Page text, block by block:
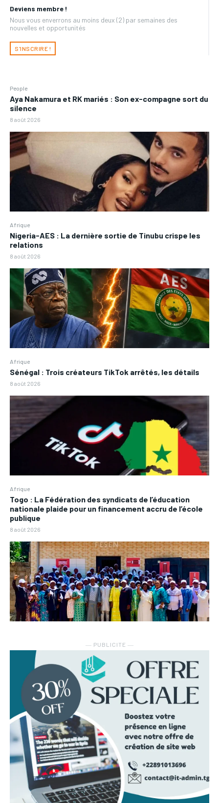
Deviens membre !
Nous vous enverrons au moins deux (2) par semaines des
nouvelles et opportunités
S'INSCRIRE !
People
Aya Nakamura et RK mariés : Son ex-compagne sort du
silence
8 août 2026
Afrique
Nigeria-AES : La dernière sortie de Tinubu crispe les
relations
8 août 2026
Afrique
Sénégal : Trois créateurs TikTok arrêtés, les détails
8 août 2026
Afrique
Togo : La Fédération des syndicats de l’éducation
nationale plaide pour un financement accru de l’école
publique
8 août 2026
― PUBLICITE ―